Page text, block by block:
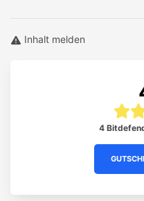
Inhalt melden
4